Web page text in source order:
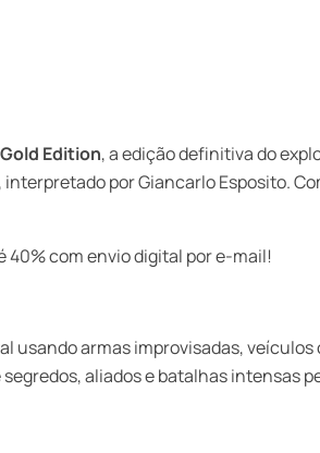
Edition, a edição definitiva do
, interpretado por Giancarlo Esposito.
40% com envio digital por e-mail!
armas improvisadas,
aliados e batalhas intensas